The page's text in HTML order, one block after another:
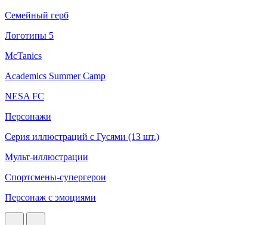
Семейный герб
Логотипы 5
McTanics
Academics Summer Camp
NESA FC
Персонажи
Серия иллюстраций с Гусями (13 шт.)
Мульт-иллюстрации
Спортсмены-супергерои
Персонаж с эмоциями